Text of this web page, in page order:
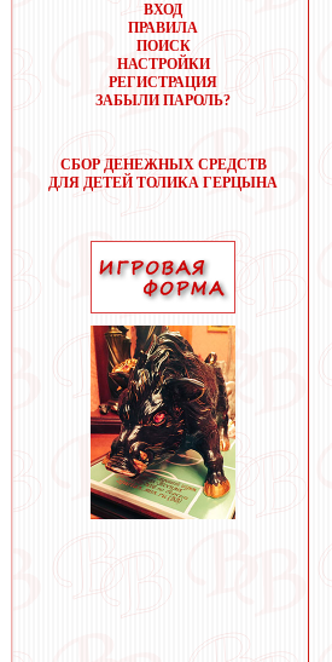
ВХОД
ПРАВИЛА
ПОИСК
НАСТРОЙКИ
РЕГИСТРАЦИЯ
ЗАБЫЛИ ПАРОЛЬ?
СБОР ДЕНЕЖНЫХ СРЕДСТВ
ДЛЯ ДЕТЕЙ ТОЛИКА ГЕРЦЫНА